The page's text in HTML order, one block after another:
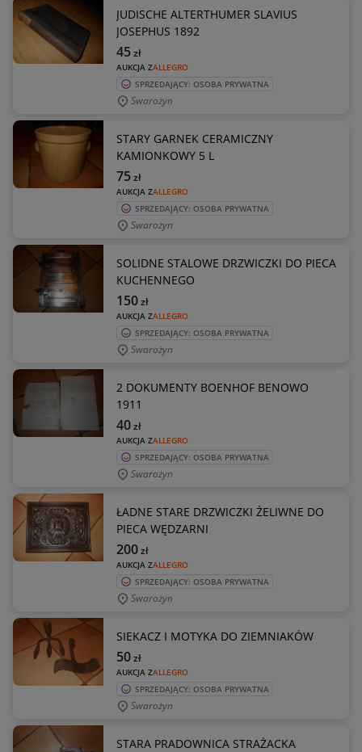
JUDISCHE ALTERTHUMER SLAVIUS
JOSEPHUS 1892
AUKCJA ZALLEGRO
45zł
SPRZEDAJĄCY: OSOBA PRYWATNA
Swarożyn
STARY GARNEK CERAMICZNY
KAMIONKOWY 5 L
AUKCJA ZALLEGRO
75zł
SPRZEDAJĄCY: OSOBA PRYWATNA
Swarożyn
SOLIDNE STALOWE DRZWICZKI DO PIECA
KUCHENNEGO
AUKCJA ZALLEGRO
150zł
SPRZEDAJĄCY: OSOBA PRYWATNA
Swarożyn
2 DOKUMENTY BOENHOF BENOWO
1911
AUKCJA ZALLEGRO
40zł
SPRZEDAJĄCY: OSOBA PRYWATNA
Swarożyn
ŁADNE STARE DRZWICZKI ŻELIWNE DO
PIECA WĘDZARNI
AUKCJA ZALLEGRO
200zł
SPRZEDAJĄCY: OSOBA PRYWATNA
Swarożyn
SIEKACZ I MOTYKA DO ZIEMNIAKÓW
AUKCJA ZALLEGRO
50zł
SPRZEDAJĄCY: OSOBA PRYWATNA
Swarożyn
STARA PRADOWNICA STRAŻACKA